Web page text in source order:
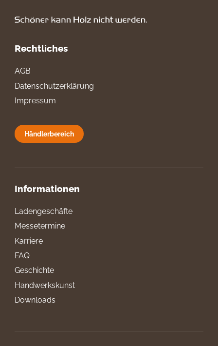
Rechtliches
AGB
Datenschutzerklärung
Impressum
Händlerbereich
Informationen
Ladengeschäfte
Messetermine
Karriere
FAQ
Geschichte
Handwerkskunst
Downloads